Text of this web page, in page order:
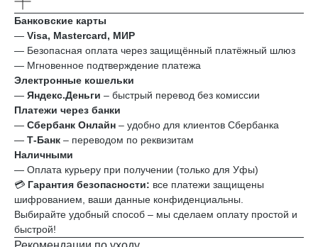
Банковские карты
— Visa, Mastercard, МИР
— Безопасная оплата через защищённый платёжный шлюз
— Мгновенное подтверждение платежа
Электронные кошельки
— Яндекс.Деньги – быстрый перевод без комиссии
Платежи через банки
— Сбербанк Онлайн – удобно для клиентов Сбербанка
— Т‑Банк – переводом по реквизитам
Наличными
— Оплата курьеру при получении (только для Уфы)
💳 Гарантия безопасности: все платежи защищены
шифрованием, ваши данные конфиденциальны.
Выбирайте удобный способ – мы сделаем оплату простой и
быстрой!